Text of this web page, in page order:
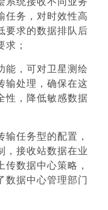
任务，对时效性高
要求的数据排队后
；
能，可对卫星测绘
输处理，确保在这
性，降低敏感数据
任务型的配置，
，接收站数据在业
数据中心策略，
数据中心管理部门